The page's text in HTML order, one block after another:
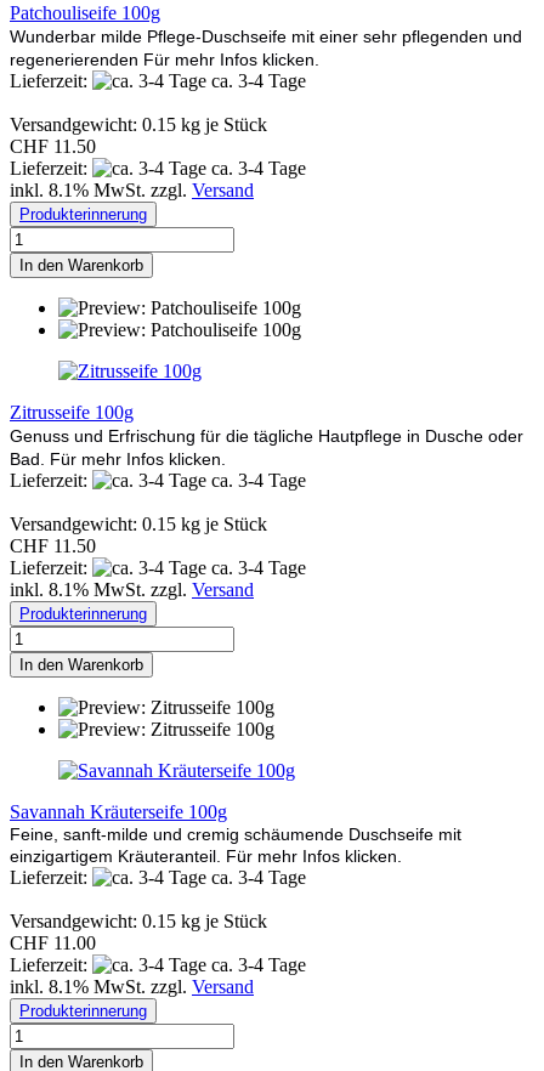
Patchouliseife 100g
Wunderbar milde Pflege-Duschseife mit einer sehr pflegenden und
regenerierenden Für mehr Infos klicken.
Lieferzeit: ca. 3-4 Tage
Versandgewicht: 0.15 kg je Stück
CHF 11.50
Lieferzeit:
ca. 3-4 Tage
inkl. 8.1% MwSt. zzgl. Versand
Produkterinnerung
In den Warenkorb
Zitrusseife 100g
Genuss und Erfrischung für die tägliche Hautpflege in Dusche oder
Bad. Für mehr Infos klicken.
Lieferzeit: ca. 3-4 Tage
Versandgewicht: 0.15 kg je Stück
CHF 11.50
Lieferzeit:
ca. 3-4 Tage
inkl. 8.1% MwSt. zzgl. Versand
Produkterinnerung
In den Warenkorb
Savannah Kräuterseife 100g
Feine, sanft-milde und cremig schäumende Duschseife mit
einzigartigem Kräuteranteil. Für mehr Infos klicken.
Lieferzeit: ca. 3-4 Tage
Versandgewicht: 0.15 kg je Stück
CHF 11.00
Lieferzeit:
ca. 3-4 Tage
inkl. 8.1% MwSt. zzgl. Versand
Produkterinnerung
In den Warenkorb